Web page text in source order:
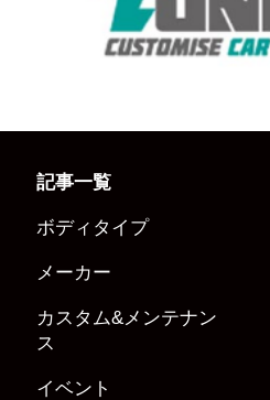
記事一覧
ボディタイプ
メーカー
カスタム&メンテナン
ス
イベント